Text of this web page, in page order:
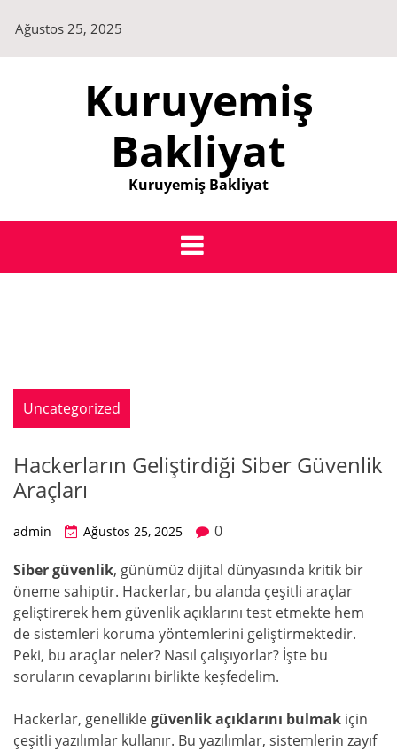
content
Ağustos 25, 2025
Kuruyemiş
Bakliyat
Kuruyemiş Bakliyat
Uncategorized
Hackerların Geliştirdiği Siber Güvenlik
Araçları
admin Ağustos 25, 2025
0
Siber güvenlik, günümüz dijital dünyasında kritik bir
öneme sahiptir. Hackerlar, bu alanda çeşitli araçlar
geliştirerek hem güvenlik açıklarını test etmekte hem
de sistemleri koruma yöntemlerini geliştirmektedir.
Peki, bu araçlar neler? Nasıl çalışıyorlar? İşte bu
soruların cevaplarını birlikte keşfedelim.
Hackerlar, genelliklegüvenlik açıklarını bulmak için
çeşitli yazılımlar kullanır. Bu yazılımlar, sistemlerin zayıf